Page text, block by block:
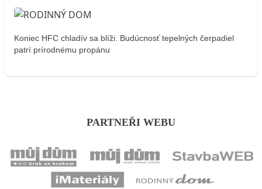
Koniec HFC chladív sa blíži. Budúcnosť tepelných čerpadiel
patrí prírodnému propánu
PARTNEŘI WEBU